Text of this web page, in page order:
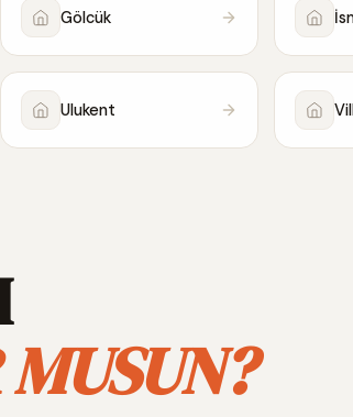
Gölcük
Ulukent